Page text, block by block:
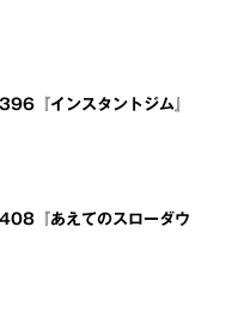
『インスタントジム』
『あえてのスローダウ